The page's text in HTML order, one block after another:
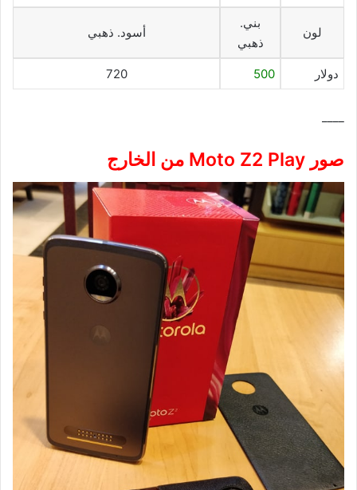
لون
بني.
ذهبي
أسود. ذهبي
دولار 500
720
صور Moto Z2 Play من الخارج